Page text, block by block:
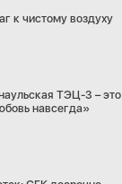
к чистому воздуху
ТЭЦ-3 – это
навсегда»